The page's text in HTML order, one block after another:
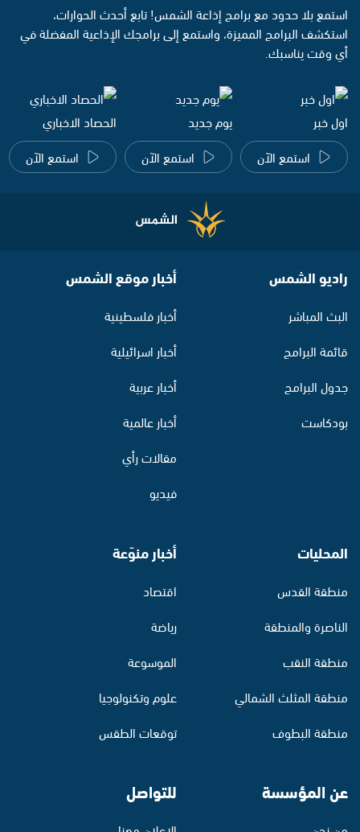
استمع بلا حدود مع برامج إذاعة الشمس! تابع أحدث الحوارات،
استكشف البرامج المميزة، واستمع إلى برامجك الإذاعية المفضلة في
أي وقت يناسبك.
اول خبر
استمع الآن
يوم جديد
استمع الآن
الحصاد الاخباري
استمع الآن
راديو الشمس
البث المباشر
قائمة البرامج
جدول البرامج
بودكاست
أخبار موقع الشمس
أخبار فلسطينية
أخبار اسرائيلية
أخبار عربية
أخبار عالمية
مقالات رأي
فيديو
المحليات
منطقة القدس
الناصرة والمنطقة
منطقة النقب
منطقة المثلث الشمالي
منطقة البطوف
أخبار منوّعة
اقتصاد
رياضة
الموسوعة
علوم وتكنولوجيا
توقعات الطقس
عن المؤسسة للتواصل